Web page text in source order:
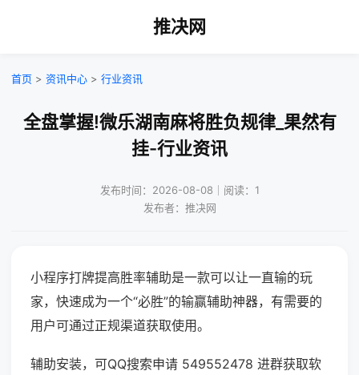
推决网
首页 > 资讯中心 > 行业资讯
全盘掌握!微乐湖南麻将胜负规律_果然有
挂-行业资讯
发布时间：2026-08-08｜阅读：1
发布者：推决网
小程序打牌提高胜率辅助是一款可以让一直输的玩
家，快速成为一个“必胜”的输赢辅助神器，有需要的
用户可通过正规渠道获取使用。
辅助安装，可QQ搜索申请 549552478 进群获取软